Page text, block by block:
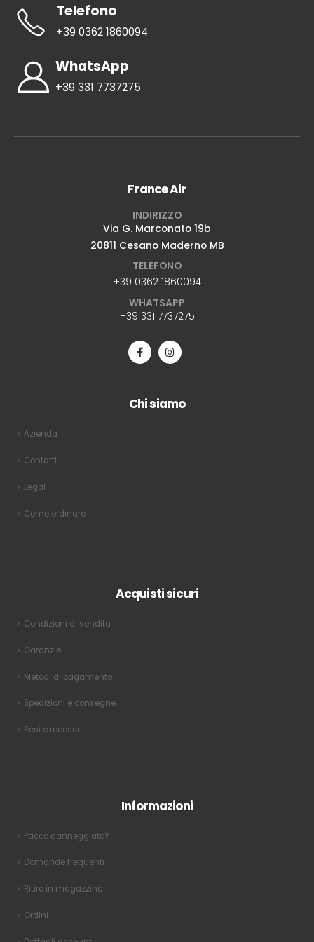
Telefono
+39 0362 1860094
WhatsApp
+39 331 7737275
France Air
INDIRIZZO
Via G. Marconato 19b
20811 Cesano Maderno MB
TELEFONO
+39 0362 1860094
WHATSAPP
+39 331 7737275
Chi siamo
Azienda
Contatti
Legal
Come ordinare
Acquisti sicuri
Condizioni di vendita
Garanzie
Metodi di pagamento
Spedizioni e consegne
Resi e recessi
Informazioni
Pacco danneggiato?
Domande frequenti
Ritiro in magazzino
Ordini